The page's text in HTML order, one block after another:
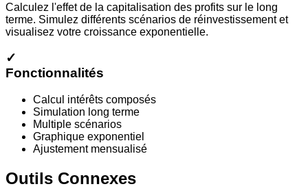
Calculez l'effet de la capitalisation des profits sur le long
terme. Simulez différents scénarios de réinvestissement et
visualisez votre croissance exponentielle.
✓
Fonctionnalités
Calcul intérêts composés
Simulation long terme
Multiple scénarios
Graphique exponentiel
Ajustement mensualisé
Outils Connexes